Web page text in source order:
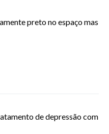
preto no espaço mas
de depressão com